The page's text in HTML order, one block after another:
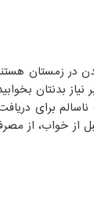
زمستان
بدنتان
ناسالم برای
خواب، از